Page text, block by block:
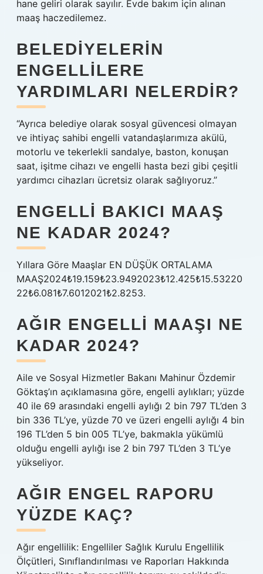
hane geliri olarak sayılır. Evde bakım için alınan
maaş haczedilemez.
BELEDIYELERIN
ENGELLILERE
YARDIMLARI NELERDIR?
“Ayrıca belediye olarak sosyal güvencesi olmayan
ve ihtiyaç sahibi engelli vatandaşlarımıza akülü,
motorlu ve tekerlekli sandalye, baston, konuşan
saat, işitme cihazı ve engelli hasta bezi gibi çeşitli
yardımcı cihazları ücretsiz olarak sağlıyoruz.”
ENGELLI BAKICI MAAŞ
NE KADAR 2024?
Yıllara Göre Maaşlar EN DÜŞÜK ORTALAMA
MAAŞ2024₺19.159₺23.9492023₺12.425₺15.53220
22₺6.081₺7.6012021₺2.8253.
AĞIR ENGELLI MAAŞI NE
KADAR 2024?
Aile ve Sosyal Hizmetler Bakanı Mahinur Özdemir
Göktaş’ın açıklamasına göre, engelli aylıkları; yüzde
40 ile 69 arasındaki engelli aylığı 2 bin 797 TL’den 3
bin 336 TL’ye, yüzde 70 ve üzeri engelli aylığı 4 bin
196 TL’den 5 bin 005 TL’ye, bakmakla yükümlü
olduğu engelli aylığı ise 2 bin 797 TL’den 3 TL’ye
yükseliyor.
AĞIR ENGEL RAPORU
YÜZDE KAÇ?
Ağır engellilik: Engelliler Sağlık Kurulu Engellilik
Ölçütleri, Sınıflandırılması ve Raporları Hakkında